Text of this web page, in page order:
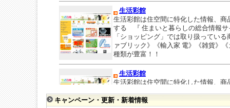
キャンペーン・更新・新着情報